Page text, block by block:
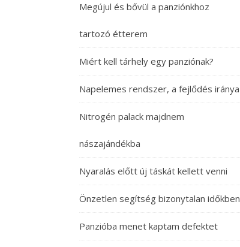
Megújul és bővül a panziónkhoz
tartozó étterem
Miért kell tárhely egy panziónak?
Napelemes rendszer, a fejlődés iránya
Nitrogén palack majdnem
nászajándékba
Nyaralás előtt új táskát kellett venni
Önzetlen segítség bizonytalan időkben
Panzióba menet kaptam defektet